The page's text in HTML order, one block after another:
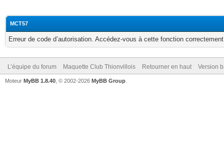
MCT57
Erreur de code d’autorisation. Accédez-vous à cette fonction
L’équipe du forum Maquette Club Thionvillois Retourner en haut Version
Moteur MyBB 1.8.40 , © 2002-2026 MyBB Group